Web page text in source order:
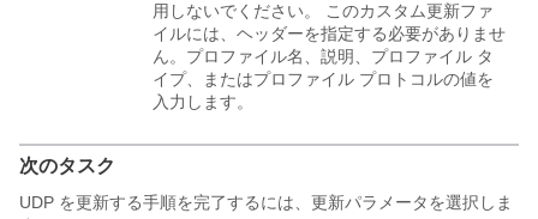
用しないでください。 このカスタム更新ファ
イルには、ヘッダーを指定する必要がありませ
ん。プロファイル名、説明、プロファイル タ
イプ、またはプロファイル プロトコルの値を
入力します。
次のタスク
UDP を更新する手順を完了するには、更新パラメータを選択しま